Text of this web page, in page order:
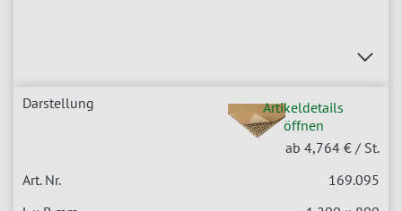
Artikeldetails
öffnen
ab 4,764 € / St.
169.095